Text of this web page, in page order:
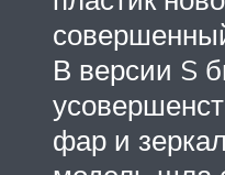
В версии S
фар и